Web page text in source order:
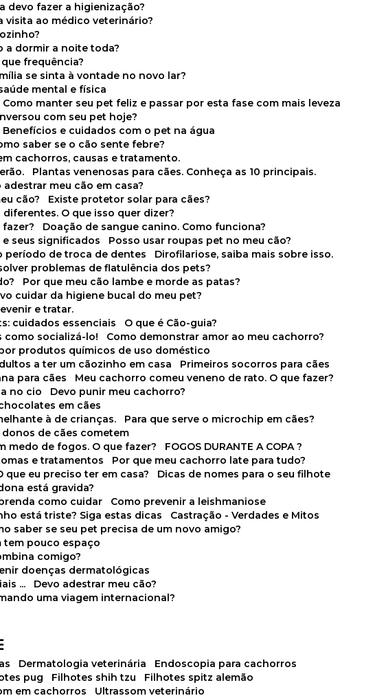
devo fazer a higienização?
visita ao médico veterinário?
a dormir a noite toda?
frequência?
se sinta à vontade no novo lar?
mental e física
Como manter seu pet feliz e passar por esta fase com mais leveza
com seu pet hoje?
Benefícios e cuidados com o pet na água
saber se o cão sente febre?
cachorros, causas e tratamento.
Plantas venenosas para cães. Conheça as 10 principais.
adestrar meu cão em casa?
cão?
Existe protetor solar para cães?
diferentes. O que isso quer dizer?
fazer?
Doação de sangue canino. Como funciona?
e seus significados
Posso usar roupas pet no meu cão?
período de troca de dentes
Dirofilariose, saiba mais sobre isso.
problemas de flatulência dos pets?
Por que meu cão lambe e morde as patas?
cuidar da higiene bucal do meu pet?
e tratar.
cuidados essenciais
O que é Cão-guia?
como socializá-lo!
Como demonstrar amor ao meu cachorro?
produtos químicos de uso doméstico
a ter um cãozinho em casa
Primeiros socorros para cães
para cães
Meu cachorro comeu veneno de rato. O que fazer?
no cio
Devo punir meu cachorro?
em cães
à de crianças.
Para que serve o microchip em cães?
donos de cães cometem
medo de fogos. O que fazer?
FOGOS DURANTE A COPA ?
e tratamentos
Por que meu cachorro late para tudo?
que eu preciso ter em casa?
Dicas de nomes para o seu filhote
está gravida?
como cuidar
Como prevenir a leishmaniose
está triste? Siga estas dicas
Castração - Verdades e Mitos
saber se seu pet precisa de um novo amigo?
tem pouco espaço
comigo?
doenças dermatológicas
...
Devo adestrar meu cão?
uma viagem internacional?
dermatologia veterinária
endoscopia para cachorros
pug filhotes shih tzu
filhotes spitz alemão
em cachorros
ultrassom veterinário